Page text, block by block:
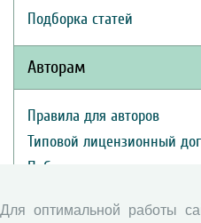
Подборка статей
Авторам
Правила для авторов
Типовой лицензионный
Публикационная этика
Авторские права
Для оптимальной работы